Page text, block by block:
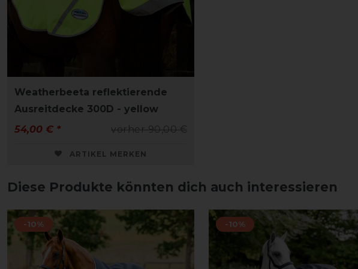
Weatherbeeta reflektierende
Ausreitdecke 300D - yellow
vorher 90,00 €
54,00 € *
ARTIKEL MERKEN
Diese Produkte könnten dich auch interessieren
-10% -10%